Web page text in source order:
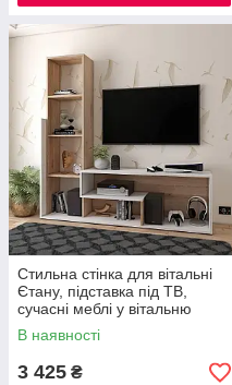
Стильна стінка для вітальні
Єтану, підставка під ТВ,
сучасні меблі у вітальню
В наявності
3 425 ₴